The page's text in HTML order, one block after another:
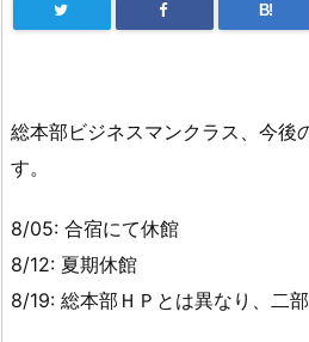
B!
総本部ビジネスマンクラス、今後
す。
8/05: 合宿にて休館
8/12: 夏期休館
8/19: 総本部ＨＰとは異なり、二